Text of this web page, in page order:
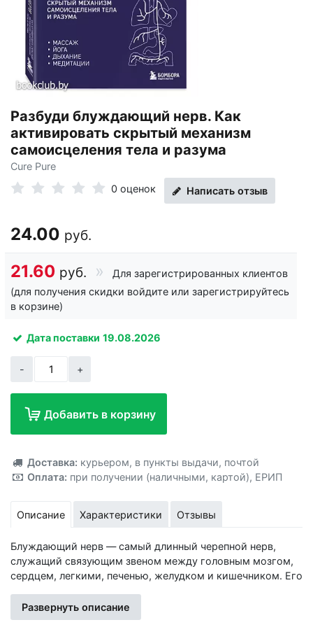
Разбуди блуждающий нерв. Как
активировать скрытый механизм
самоисцеления тела и разума
Cure Pure
0 оценок
Написать отзыв
24.00 руб.
21.60 руб.
Для зарегистрированных клиентов
(для получения скидки войдите или зарегистрируйтесь
в корзине)
Дата поставки 19.08.2026
- +
Добавить в корзину
Доставка: курьером, в пункты выдачи, почтой
Оплата: при получении (наличными, картой), ЕРИП
Описание Характеристики Отзывы
Блуждающий нерв — самый длинный черепной нерв,
служащий связующим звеном между головным мозгом,
сердцем, легкими, печенью, желудком и кишечником. Его
избавиться от головных болей, тревожности, шума в
ушах, проблем с пищеварением и многих других недугов.
Развернуть описание